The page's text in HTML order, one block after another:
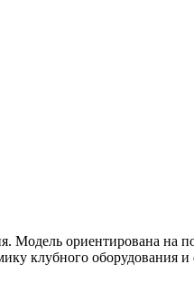
ориентирована на
клубного оборудования